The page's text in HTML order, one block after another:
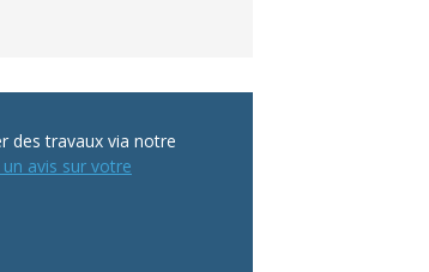
des travaux via notre
un avis sur votre